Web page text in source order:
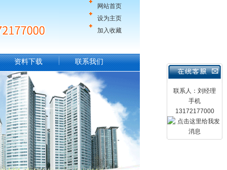
网站首页
设为主页
加入收藏
联系人：刘经理
手机
13172177000
资料下载 联系我们